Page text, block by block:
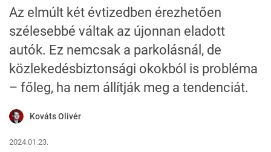
Az elmúlt két évtizedben érezhetően
szélesebbé váltak az újonnan eladott
autók. Ez nemcsak a parkolásnál, de
közlekedésbiztonsági okokból is probléma
– főleg, ha nem állítják meg a tendenciát.
Kováts Olivér
2024.01.23.